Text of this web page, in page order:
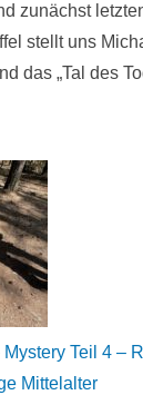
zunächst
stellt uns
das „Tal des
Teil 4 –
Mittelalter